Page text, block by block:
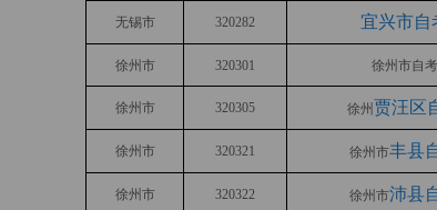
无锡市 320282 宜兴市自
徐州市 320301 徐州市自
徐州市 320305 徐州 贾汪区
徐州市 320321 徐州市丰县
徐州市 320322 徐州市沛县